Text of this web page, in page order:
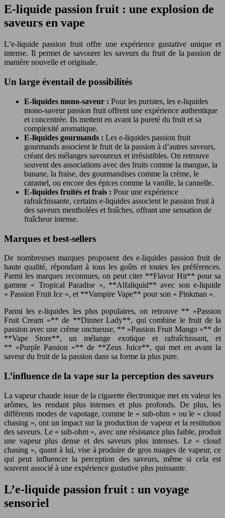
E-liquide passion fruit : une explosion de
saveurs en vape
L’e-liquide passion fruit offre une expérience gustative unique et
intense. Il permet de savourer les saveurs du fruit de la passion de
manière nouvelle et originale.
Un large éventail de possibilités
E-liquides mono-saveur : Pour les puristes, les e-liquides
mono-saveur passion fruit offrent une expérience authentique
et concentrée. Ils mettent en avant la pureté du fruit et sa
complexité aromatique.
E-liquides gourmands : Les e-liquides passion fruit
gourmands associent le fruit de la passion à d’autres saveurs,
créant des mélanges savoureux et irrésistibles. On retrouve
souvent des associations avec des fruits comme la mangue, la
banane, la fraise, des gourmandises comme la crème, le
caramel, ou encore des épices comme la vanille, la cannelle.
E-liquides fruités et frais : Pour une expérience
rafraîchissante, certains e-liquides associent le passion fruit à
des saveurs mentholées et fraîches, offrant une sensation de
fraîcheur intense.
Marques et best-sellers
De nombreuses marques proposent des e-liquides passion fruit de
haute qualité, répondant à tous les goûts et toutes les préférences.
Parmi les marques reconnues, on peut citer **Flavor Hit** pour sa
gamme « Tropical Paradise », **Alfaliquid** avec son e-liquide
« Passion Fruit Ice », et **Vampire Vape** pour son « Pinkman ».
Parmi les e-liquides les plus populaires, on retrouve ** »Passion
Fruit Cream »** de **Dinner Lady**, qui combine le fruit de la
passion avec une crème onctueuse, ** »Passion Fruit Mango »** de
**Vape Store**, un mélange exotique et rafraîchissant, et
** »Purple Passion »** de **Zeus Juice**, qui met en avant la
saveur du fruit de la passion dans sa forme la plus pure.
L’influence de la vape sur la perception des saveurs
La vapeur chaude issue de la cigarette électronique met en valeur les
arômes, les rendant plus intenses et plus profonds. De plus, les
différents modes de vapotage, comme le « sub-ohm » ou le « cloud
chasing », ont un impact sur la production de vapeur et la restitution
des saveurs. Le « sub-ohm », avec une résistance plus faible, produit
une vapeur plus dense et des saveurs plus intenses. Le « cloud
chasing », quant à lui, vise à produire de gros nuages de vapeur, ce
qui peut influencer la perception des saveurs, même si cela est
souvent associé à une expérience gustative plus puissante.
L’e-liquide passion fruit : un voyage
sensoriel